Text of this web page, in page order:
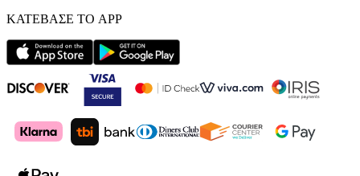
ΚΑΤΕΒΑΣΕ ΤΟ APP